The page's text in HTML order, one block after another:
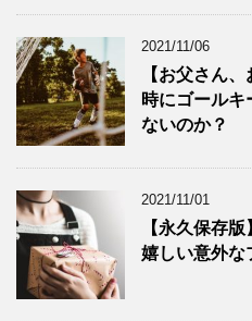
2021/11/06
【お父さん
時にゴール
ないのか？
2021/11/01
【永久保存
嬉しい意外な